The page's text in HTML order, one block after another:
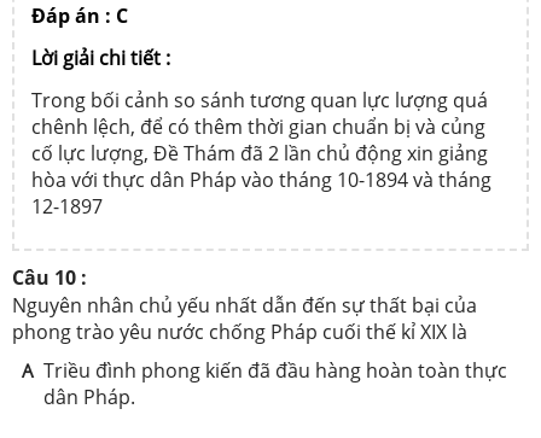
Đáp án : C
Lời giải chi tiết :
Trong bối cảnh so sánh tương quan lực lượng quá
chênh lệch, để có thêm thời gian chuẩn bị và củng
cố lực lượng, Đề Thám đã 2 lần chủ động xin giảng
hòa với thực dân Pháp vào tháng 10-1894 và tháng
12-1897
Câu 10 :
Nguyên nhân chủ yếu nhất dẫn đến sự thất bại của
phong trào yêu nước chống Pháp cuối thế kỉ XIX là
A Triều đình phong kiến đã đầu hàng hoàn toàn thực
dân Pháp.